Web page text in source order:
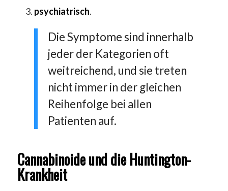
psychiatrisch.
Die Symptome sind innerhalb
jeder der Kategorien oft
weitreichend, und sie treten
nicht immer in der gleichen
Reihenfolge bei allen
Patienten auf.
Cannabinoide und die Huntington-
Krankheit